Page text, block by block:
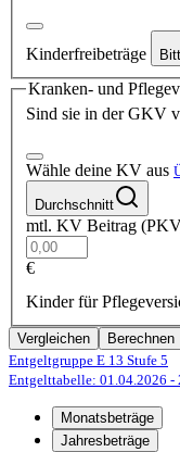
Kinderfreibeträge
Kranken- und
Sind sie in der GKV
Wähle deine KV aus
Durchschnitt
mtl. KV Beitrag
€
Kinder für
Vergleichen
Berechnen
Entgeltgruppe E 13 Stufe 5
Entgelttabelle: 01.04.2026 -
Monatsbeträge
Jahresbeträge